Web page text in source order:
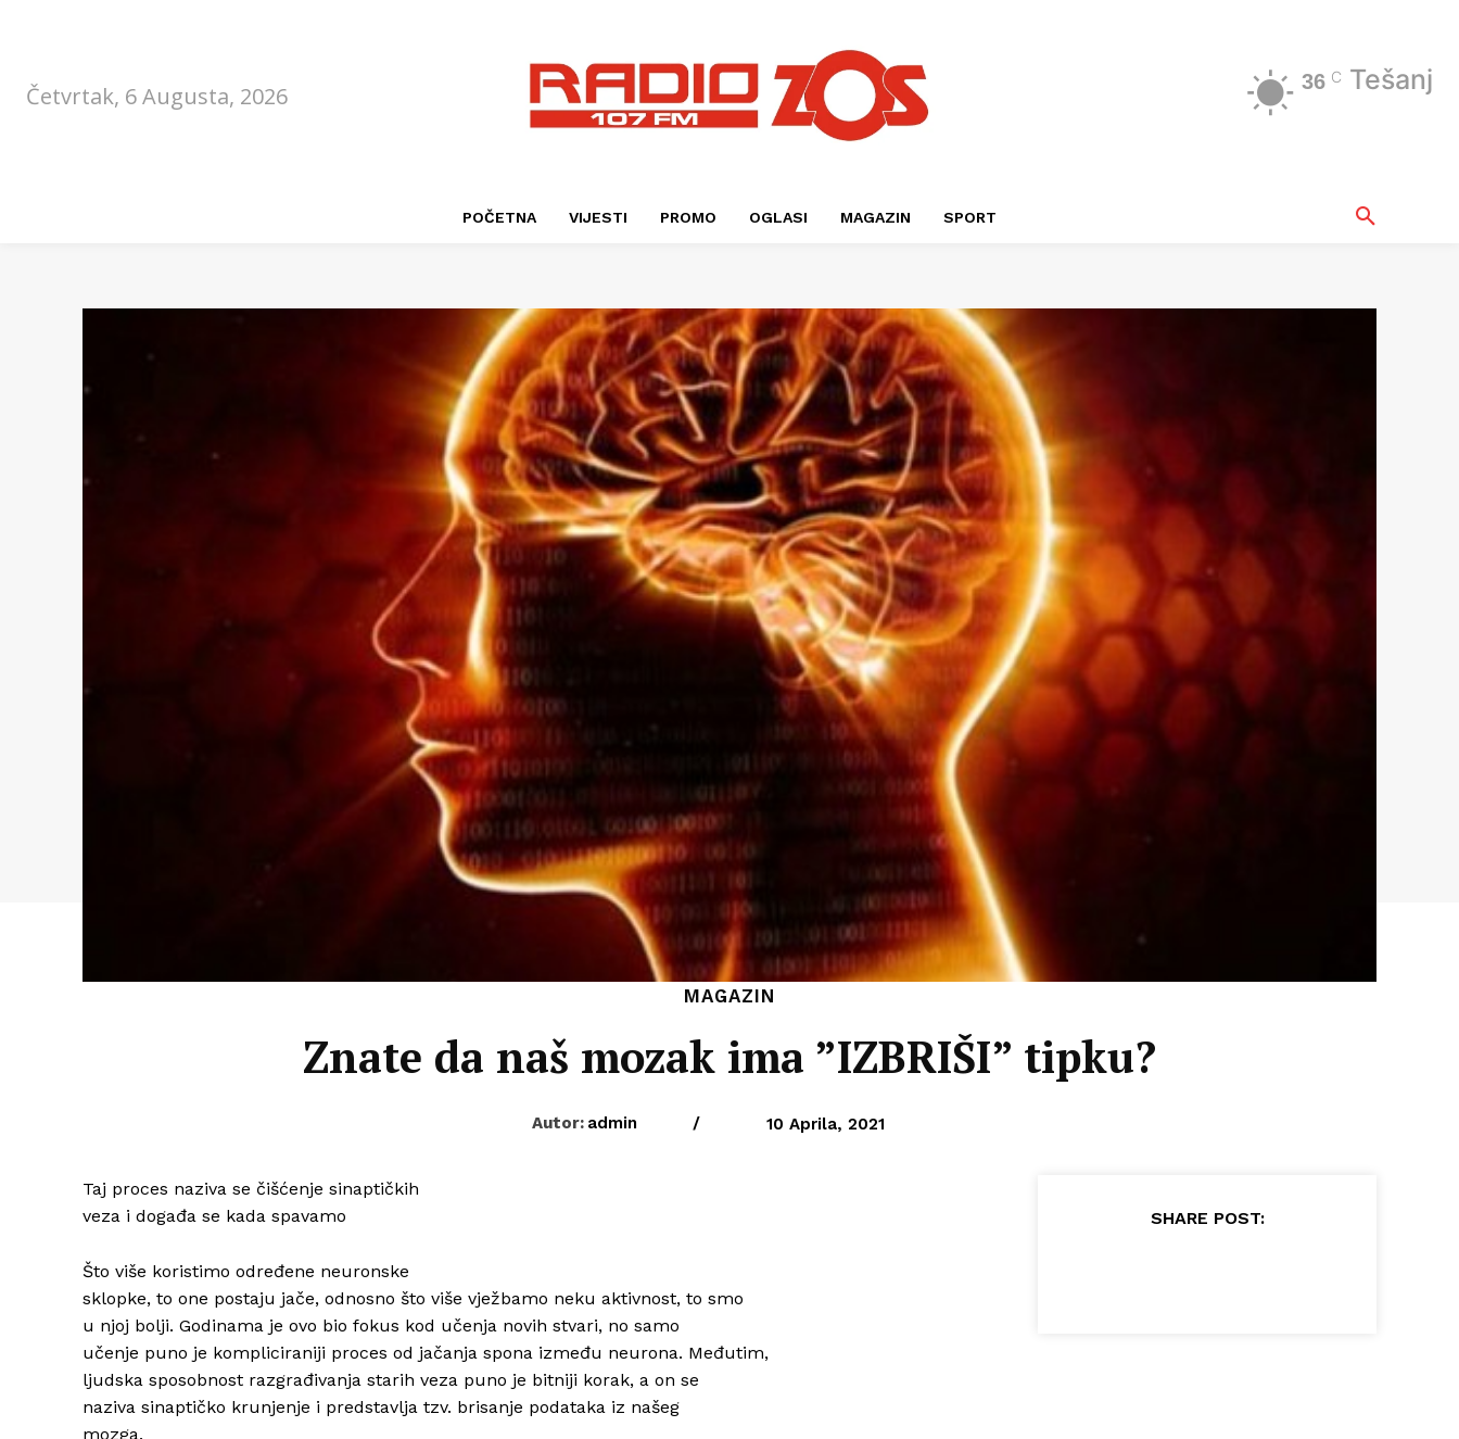
Četvrtak, 6 Augusta, 2026
36 C Tešanj
POČETNA VIJESTI PROMO OGLASI MAGAZIN SPORT
MAGAZIN
Znate da naš mozak ima ”IZBRIŠI” tipku?
Autor: admin / 10 Aprila, 2021
Taj proces naziva se čišćenje sinaptičkih
veza i događa se kada spavamo
Što više koristimo određene neuronske
sklopke, to one postaju jače, odnosno što više vježbamo neku aktivnost, to smo
u njoj bolji. Godinama je ovo bio fokus kod učenja novih stvari, no samo
učenje puno je kompliciraniji proces od jačanja spona između neurona. Međutim,
ljudska sposobnost razgrađivanja starih veza puno je bitniji korak, a on se
naziva sinaptičko krunjenje i predstavlja tzv. brisanje podataka iz našeg
mozga.
SHARE POST: